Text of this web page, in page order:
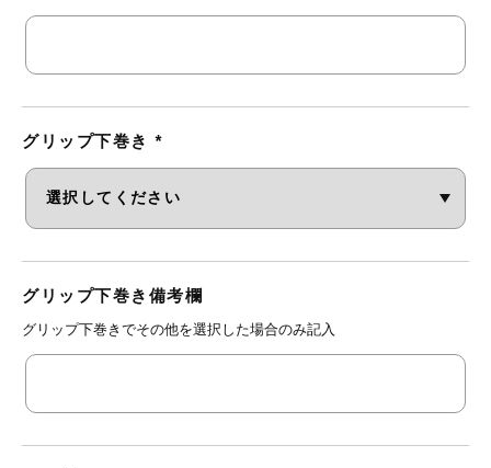
グリップ下巻き *
グリップ下巻き備考欄
グリップ下巻きでその他を選択した場合のみ記入